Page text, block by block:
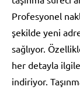
Profesyonel
şekilde yeni
sağlıyor.
her detayla
indiriyor.